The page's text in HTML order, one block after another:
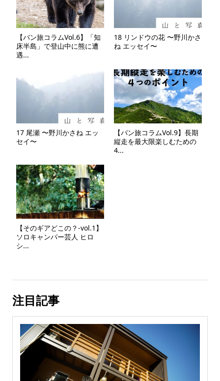
【バン旅コラムVol.6】「知
床半島」で登山中に熊に遭
遇...
18 リンドウの花 〜野川かさ
ね エッセイ〜
17 尾瀬 〜野川かさね エッ
セイ〜
【バン旅コラムVol.9】長期
縦走を最大限楽しむための
4...
【そのギアどこの？-vol.1】
ソロキャンパー芸人 ヒロ
シ...
注目記事